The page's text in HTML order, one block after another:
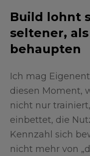
Build lohnt
seltener,
behaupten
Ich mag
diesen Moment,
nicht nur
einbettet, die
Kennzahl sich
nicht mehr von